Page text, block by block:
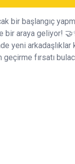
bir başlangıç
bir araya geliyor!
yeni
fırsatı